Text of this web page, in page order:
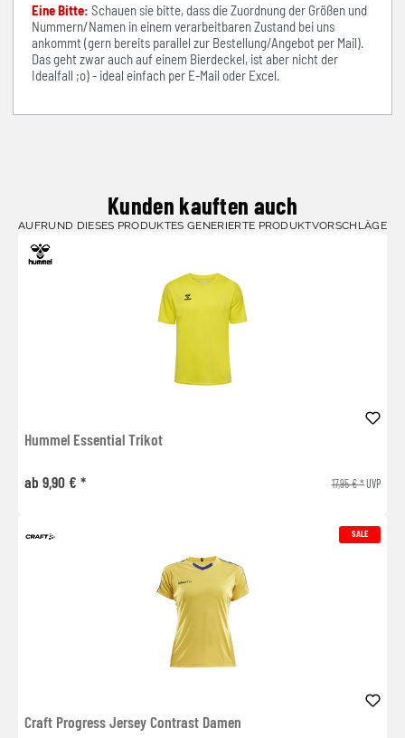
Eine Bitte: Schauen sie bitte, dass die Zuordnung der Größen und
Nummern/Namen in einem verarbeitbaren Zustand bei uns
ankommt (gern bereits parallel zur Bestellung/Angebot per Mail).
Das geht zwar auch auf einem Bierdeckel, ist aber nicht der
Idealfall ;o) - ideal einfach per E-Mail oder Excel.
Kunden kauften auch
AUFRUND DIESES PRODUKTES GENERIERTE PRODUKTVORSCHLÄGE
Hummel Essential Trikot
ab 9,90 € * 17,95 € *UVP
SALE
Craft Progress Jersey Contrast Damen